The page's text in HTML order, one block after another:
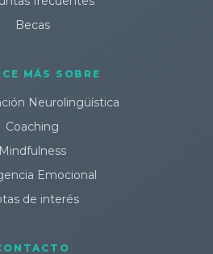
Becas
MÁS SOBRE
Neurolingüística
Coaching
Mindfulness
Emocional
de interés